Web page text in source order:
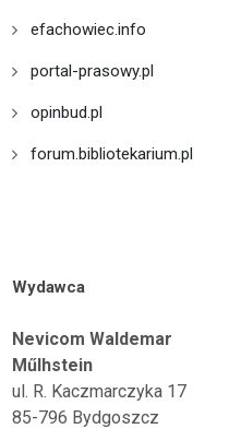
efachowiec.info
portal-prasowy.pl
opinbud.pl
forum.bibliotekarium.pl
Wydawca
Nevicom Waldemar
Műlhstein
ul. R. Kaczmarczyka 17
85-796 Bydgoszcz